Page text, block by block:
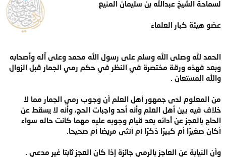
لسماحة الشيخ عبدالله بن سليمان المنيع
عضو هيئة كبار العلماء
الحمد لله وصلى الله وسلم على رسول الله محمد وعلى آله وأصحابه
وبعد فهذه ورقة مختصرة في النظر في حكم رمي الجمار قبل الزوال
والله المستعان .
من المعلوم لدى جمهور أهل العلم أن وجوب رمي الجمار مما لا
خلاف فيه بين أهل العلم وأنه أحد واجبات الحج، وأنه لا يسقط عن
الحاج بالعجز عن أدائه بعد قيام وجوبه عليه مهما كانت حاله سواء
أكان صغيرًا أم كبيرًا ذكرًا أم أنثى مريضا أم صحيحا.
وأن النيابة عن العاجز بالرمي جائزة إذا كان العجز ثابتا غير مدعي .